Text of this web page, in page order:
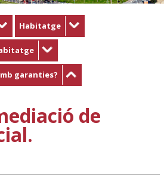
Habitatge
garanties?
de